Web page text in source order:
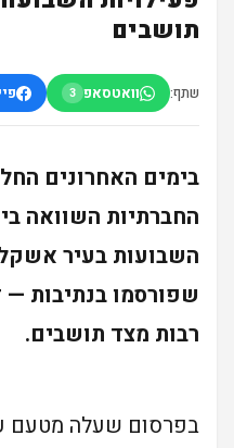
תושבים
שתף: וואטסאפ 3
בימים האחרונים
החברתיות השוואה
השבועות בעיר
שפורסמו בנתיבות —
רבות מצד תושבים.
בפרסום שעלה מטעם